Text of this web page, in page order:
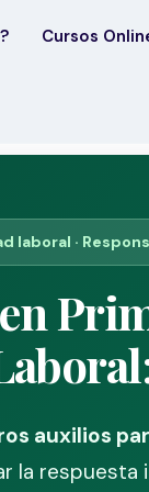
Cursos
laboral ·
auxilios
la